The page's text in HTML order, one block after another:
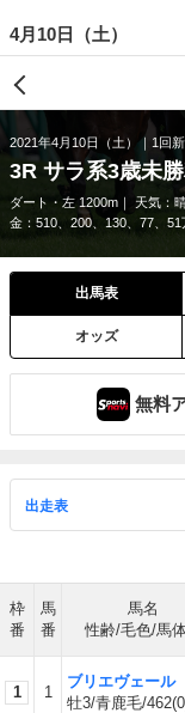
4月10日（土）
2021年4月10日（土） 1回
3R サラ系3歳未勝
ダート・左 1200m 天気：
金：510、200、130、77、51
出馬表
オッズ
無料
枠
番
馬
番
馬名
性齢/毛色/馬
1 1
ブリエヴェール
牡3/青鹿毛/